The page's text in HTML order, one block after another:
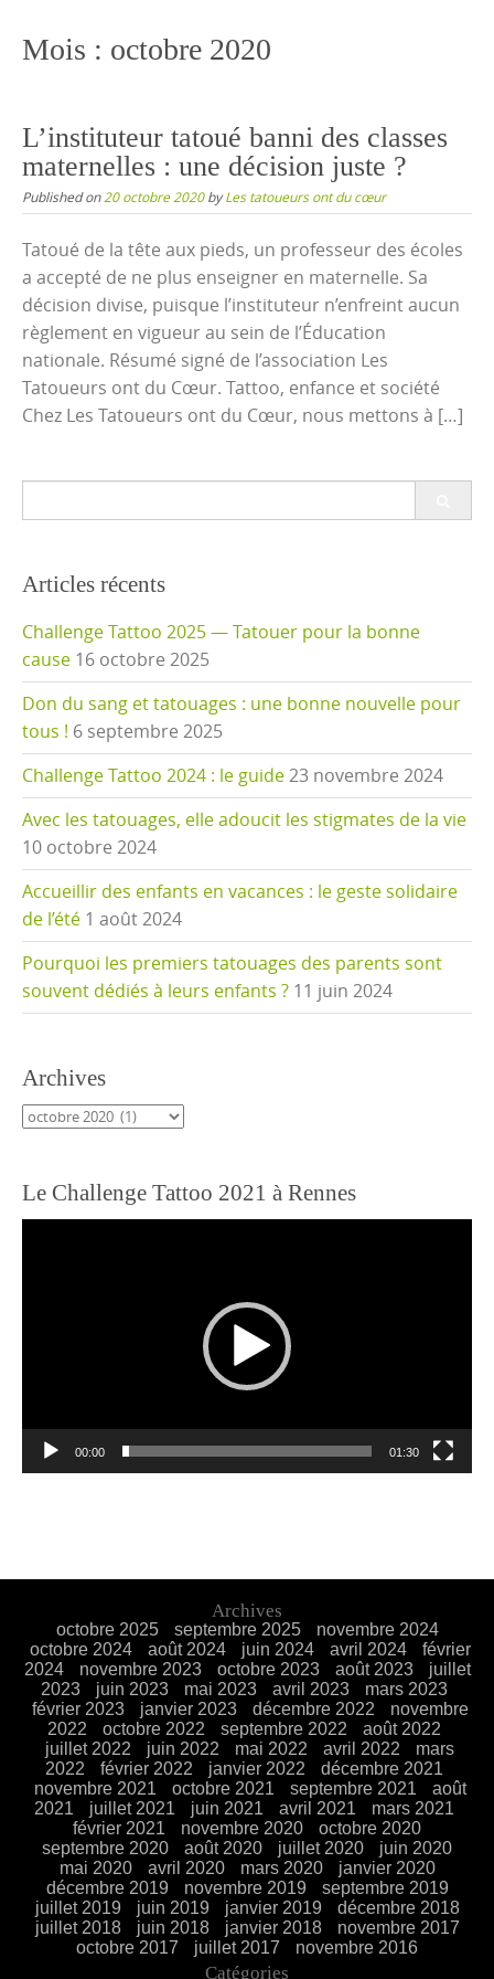
Mois : octobre 2020
L’instituteur tatoué banni des classes
maternelles : une décision juste ?
Published on20 octobre 2020byLes tatoueurs ont du cœur
Tatoué de la tête aux pieds, un professeur des écoles
a accepté de ne plus enseigner en maternelle. Sa
décision divise, puisque l’instituteur n’enfreint aucun
règlement en vigueur au sein de l’Éducation
nationale. Résumé signé de l’association Les
Tatoueurs ont du Cœur. Tattoo, enfance et société
Chez Les Tatoueurs ont du Cœur, nous mettons à […]
Articles récents
Challenge Tattoo 2025 — Tatouer pour la bonne
cause 16 octobre 2025
Don du sang et tatouages : une bonne nouvelle pour
tous ! 6 septembre 2025
Challenge Tattoo 2024 : le guide23 novembre 2024
Avec les tatouages, elle adoucit les stigmates de la vie
10 octobre 2024
Accueillir des enfants en vacances : le geste solidaire
de l’été 1 août 2024
Pourquoi les premiers tatouages des parents sont
souvent dédiés à leurs enfants ? 11 juin 2024
Archives
Archives
Le Challenge Tattoo 2021 à Rennes
00:00 01:30
Archives
octobre 2025 septembre 2025
novembre 2024
octobre 2024
août 2024 juin 2024 avril 2024
février
2024
novembre 2023 octobre 2023 août 2023
juillet
2023
juin 2023 mai 2023 avril 2023
mars 2023
février 2023
janvier 2023 décembre 2022
novembre
2022
octobre 2022 septembre 2022
août 2022
juillet 2022
juin 2022 mai 2022 avril 2022
mars
2022
février 2022 janvier 2022
décembre 2021
novembre 2021
octobre 2021 septembre 2021
août
2021
juillet 2021 juin 2021 avril 2021
mars 2021
février 2021
novembre 2020
octobre 2020
septembre 2020
août 2020 juillet 2020
juin 2020
mai 2020
avril 2020 mars 2020
janvier 2020
décembre 2019
novembre 2019
septembre 2019
juillet 2019
juin 2019 janvier 2019
décembre 2018
juillet 2018
juin 2018 janvier 2018
novembre 2017
octobre 2017
juillet 2017 novembre 2016
Catégories